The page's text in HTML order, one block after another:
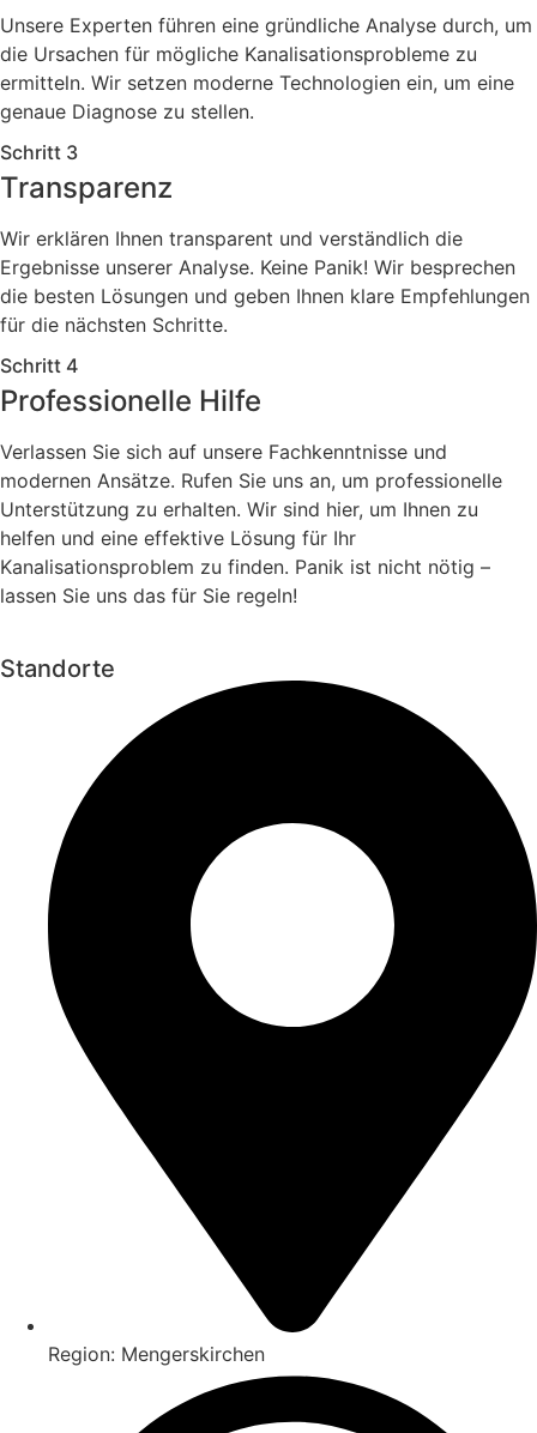
Unsere Experten führen eine gründliche Analyse durch, um
die Ursachen für mögliche Kanalisationsprobleme zu
ermitteln. Wir setzen moderne Technologien ein, um eine
genaue Diagnose zu stellen.
Schritt 3
Transparenz
Wir erklären Ihnen transparent und verständlich die
Ergebnisse unserer Analyse. Keine Panik! Wir besprechen
die besten Lösungen und geben Ihnen klare Empfehlungen
für die nächsten Schritte.
Schritt 4
Professionelle Hilfe
Verlassen Sie sich auf unsere Fachkenntnisse und
modernen Ansätze. Rufen Sie uns an, um professionelle
Unterstützung zu erhalten. Wir sind hier, um Ihnen zu
helfen und eine effektive Lösung für Ihr
Kanalisationsproblem zu finden. Panik ist nicht nötig –
lassen Sie uns das für Sie regeln!
Standorte
Region: Mengerskirchen